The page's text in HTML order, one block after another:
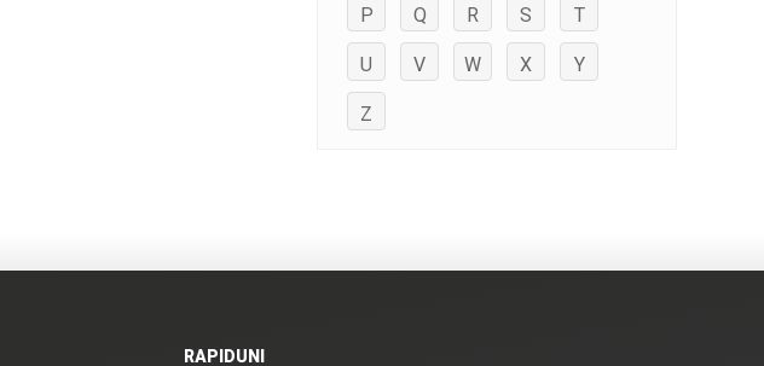
P Q R S T
U V W X Y
Z
RAPIDUNI